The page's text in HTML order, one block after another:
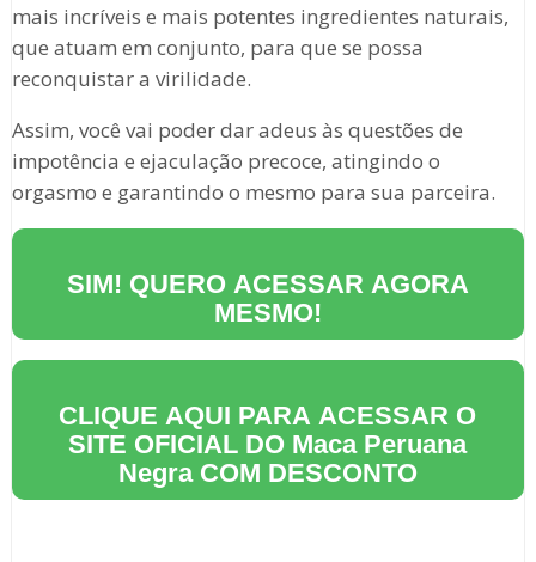
mais incríveis e mais potentes ingredientes naturais,
que atuam em conjunto, para que se possa
reconquistar a virilidade.
Assim, você vai poder dar adeus às questões de
impotência e ejaculação precoce, atingindo o
orgasmo e garantindo o mesmo para sua parceira.
SIM! QUERO ACESSAR AGORA
MESMO!
CLIQUE AQUI PARA ACESSAR O
SITE OFICIAL DO Maca Peruana
NegraCOM DESCONTO